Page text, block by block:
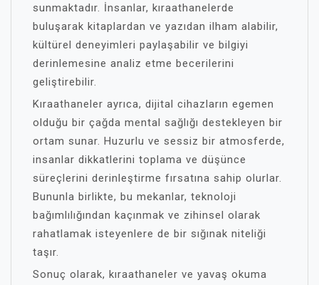
sunmaktadır. İnsanlar, kıraathanelerde
buluşarak kitaplardan ve yazıdan ilham alabilir,
kültürel deneyimleri paylaşabilir ve bilgiyi
derinlemesine analiz etme becerilerini
geliştirebilir.
Kıraathaneler ayrıca, dijital cihazların egemen
olduğu bir çağda mental sağlığı destekleyen bir
ortam sunar. Huzurlu ve sessiz bir atmosferde,
insanlar dikkatlerini toplama ve düşünce
süreçlerini derinleştirme fırsatına sahip olurlar.
Bununla birlikte, bu mekanlar, teknoloji
bağımlılığından kaçınmak ve zihinsel olarak
rahatlamak isteyenlere de bir sığınak niteliği
taşır.
Sonuç olarak, kıraathaneler ve yavaş okuma